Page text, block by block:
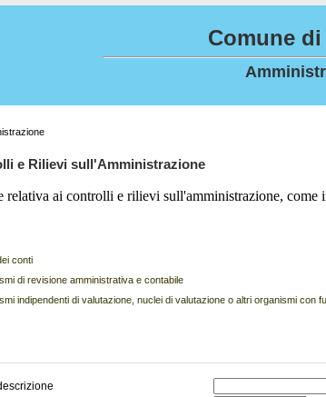
Comune di
e Rilievi sull'Amministrazione
relativa ai controlli e rilievi sull'amministrazione,
conti
di revisione amministrativa e contabile
indipendenti di valutazione, nuclei di valutazione o altri organismi con